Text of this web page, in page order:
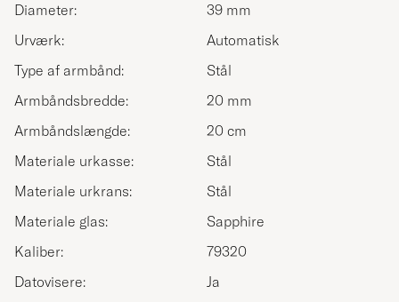
Diameter:
39 mm
Urværk:
Automatisk
Type af armbånd:
Stål
Armbåndsbredde:
20 mm
Armbåndslængde:
20 cm
Materiale urkasse:
Stål
Materiale urkrans:
Stål
Materiale glas:
Sapphire
Kaliber:
79320
Datovisere:
Ja